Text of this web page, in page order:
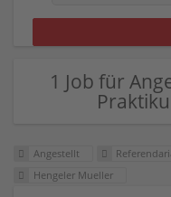
1 Job für
Angestellt
Hengeler Mueller